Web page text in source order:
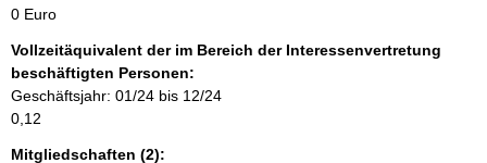
0 Euro
Vollzeitäquivalent der im Bereich der Interessenvertretung
beschäftigten Personen:
Geschäftsjahr: 01/24 bis 12/24
0,12
Mitgliedschaften (2):